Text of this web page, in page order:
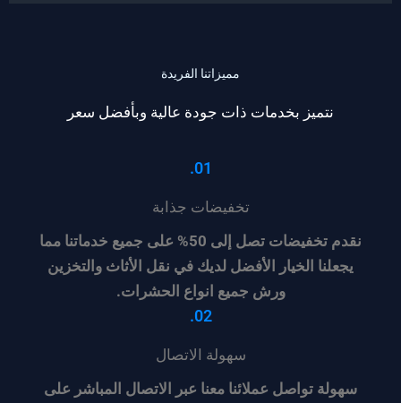
مميزاتنا الفريدة
نتميز بخدمات ذات جودة عالية وبأفضل سعر
01.
تخفيضات جذابة
نقدم تخفيضات تصل إلى 50% على جميع خدماتنا مما
يجعلنا الخيار الأفضل لديك في نقل الأثاث والتخزين
ورش جميع انواع الحشرات.
02.
سهولة الاتصال
سهولة تواصل عملائنا معنا عبر الاتصال المباشر على